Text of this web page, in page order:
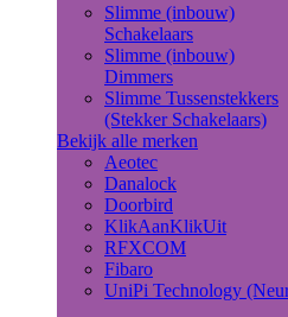
Slimme (inbouw)
Schakelaars
Slimme (inbouw)
Dimmers
Slimme Tussenstekkers
(Stekker Schakelaars)
Bekijk alle merken
Aeotec
Danalock
Doorbird
KlikAanKlikUit
RFXCOM
Fibaro
UniPi Technology